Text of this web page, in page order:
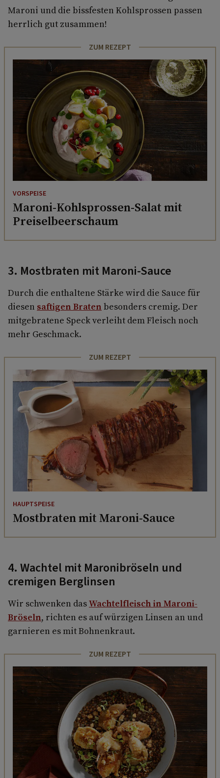
Maroni und die bissfesten Kohlsprossen passen
herrlich gut zusammen!
ZUM REZEPT
VORSPEISE
Maroni-Kohlsprossen-Salat mit
Preiselbeerschaum
3. Mostbraten mit Maroni-Sauce
Durch die enthaltene Stärke wird die Sauce für
diesen saftigen Braten besonders cremig. Der
mitgebratene Speck verleiht dem Fleisch noch
mehr Geschmack.
ZUM REZEPT
HAUPTSPEISE
Mostbraten mit Maroni-Sauce
4. Wachtel mit Maronibröseln und
cremigen Berglinsen
Wir schwenken dasWachtelfleisch in Maroni-
Bröseln, richten es auf würzigen Linsen an und
garnieren es mit Bohnenkraut.
ZUM REZEPT